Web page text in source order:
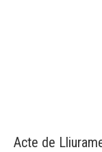
Acte de